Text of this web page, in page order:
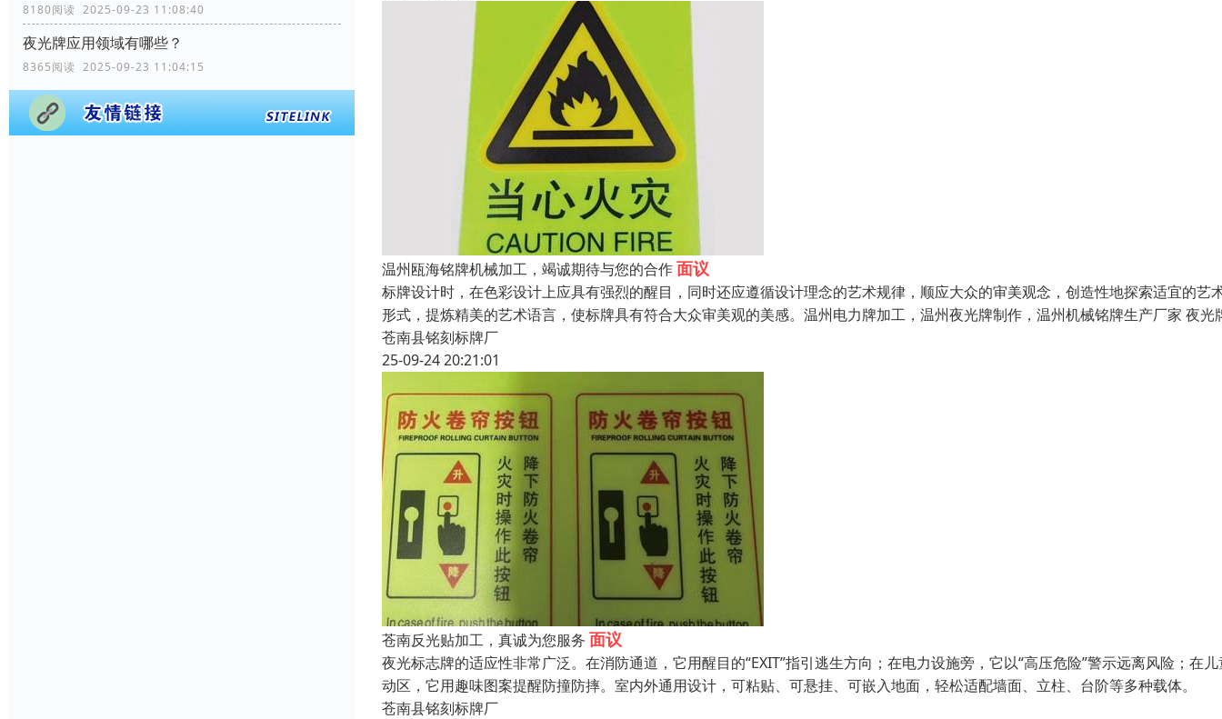
8180阅读 2025-09-23 11:08:40
夜光牌应用领域有哪些？
8365阅读 2025-09-23 11:04:15
温州瓯海铭牌机械加工，竭诚期待与您的合作面议
标牌设计时，在色彩设计上应具有强烈的醒目，同时还应遵循设计理念的艺术规律，顺应大众的审美观念，创造性地探索适宜的艺
形式，提炼精美的艺术语言，使标牌具有符合大众审美观的美感。温州电力牌加工，温州夜光牌制作，温州机械铭牌生产厂家 夜光
苍南县铭刻标牌厂
25-09-24 20:21:01
苍南反光贴加工，真诚为您服务 面议
夜光标志牌的适应性非常广泛。在消防通道，它用醒目的“EXIT”指引逃生方向；在电力设施旁，它以“高压危险”警示远离风险；在
动区，它用趣味图案提醒防撞防摔。室内外通用设计，可粘贴、可悬挂、可嵌入地面，轻松适配墙面、立柱、台阶等多种载体。
苍南县铭刻标牌厂